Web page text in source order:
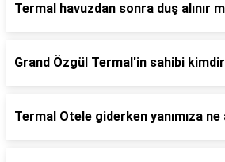
Termal havuzdan sonra duş alınır
Grand Özgül Termal'in sahibi
Termal Otele giderken yanımıza ne